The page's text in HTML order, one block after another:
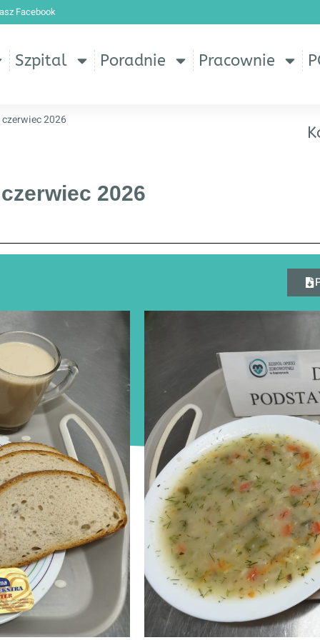
Facebook
Szpital Poradnie Pracownie
2026
2026